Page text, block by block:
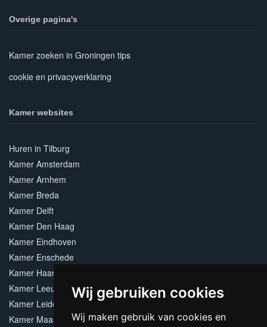
Wij gebruiken cookies
Wij maken gebruik van cookies en
Overige pagina's
Kamer zoeken in Groningen tips
cookie en privacyverklaring
Kamer websites
Huren in Tilburg
Kamer Amsterdam
Kamer Arnhem
Kamer Breda
Kamer Delft
Kamer Den Haag
Kamer Eindhoven
Kamer Enschede
Kamer Haarlem
Kamer Leeuwarden
Kamer Leiden
Kamer Maastricht